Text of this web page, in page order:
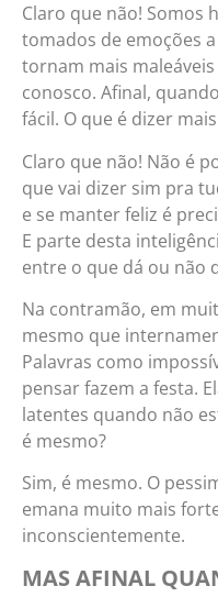
Claro que não! Somos
tomados de emoções
tornam mais
conosco. Afinal,
fácil. O que é dizer
Claro que não! Não é
que vai dizer sim pra
e se manter feliz é
E parte desta
entre o que dá ou não
Na contramão, em
mesmo que
Palavras como
pensar fazem a festa.
latentes quando não
é mesmo?
Sim, é mesmo. O
emana muito mais
inconscientemente.
MAS AFINAL